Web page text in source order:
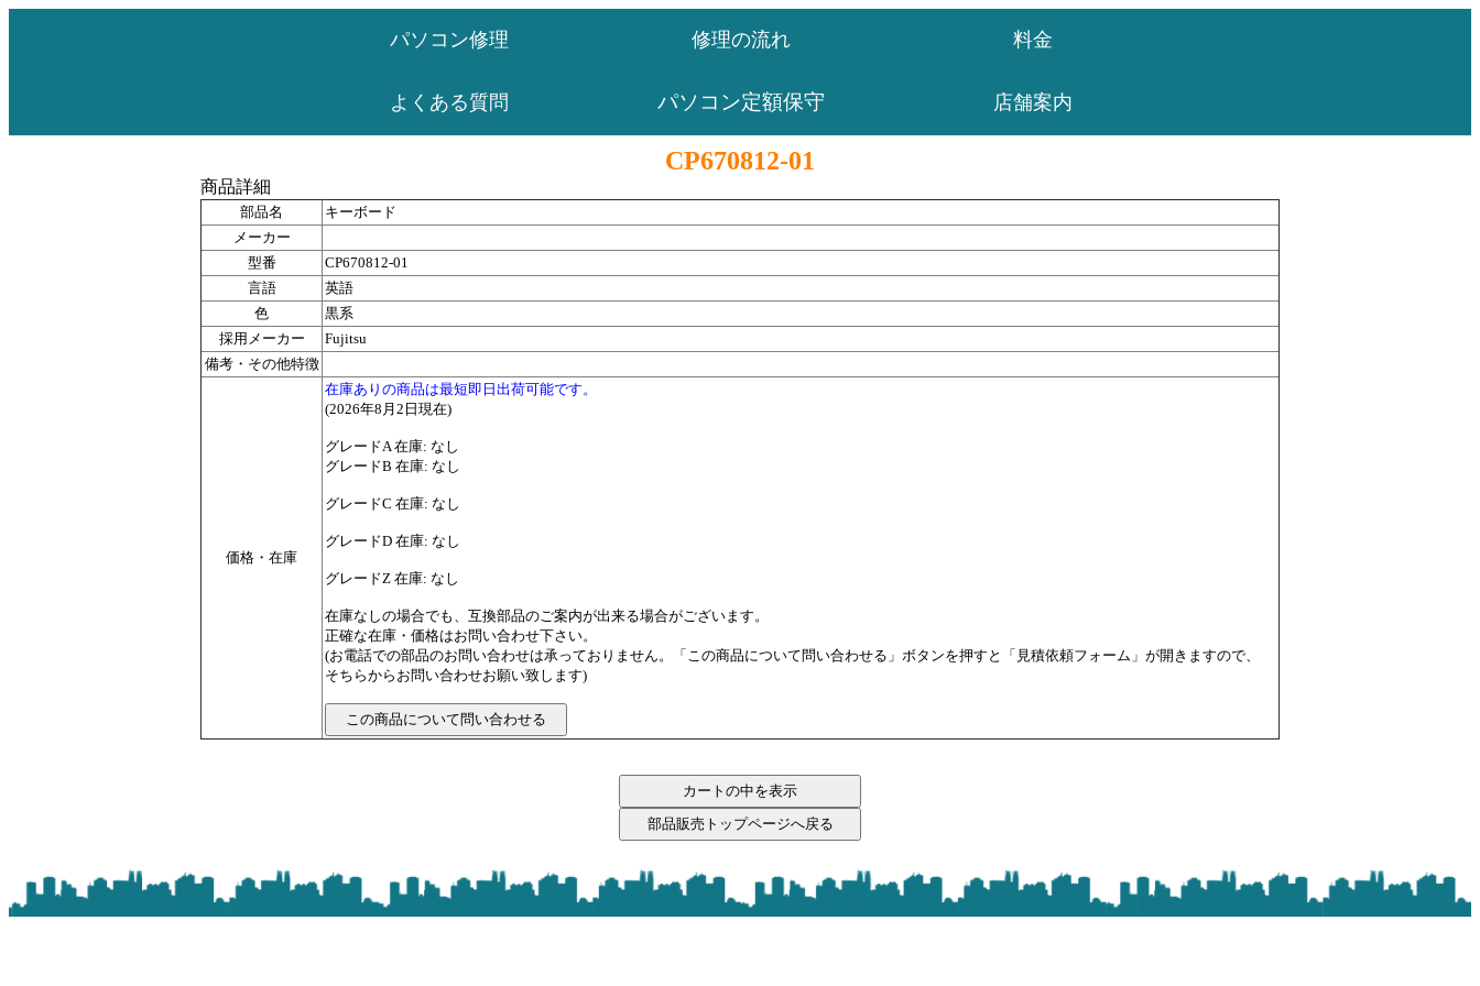
パソコン修理 修理の流れ 料金
よくある質問 パソコン定額保守 店舗案内
CP670812-01
商品詳細
部品名
キーボード
メーカー
型番
CP670812-01
言語
英語
色
黒系
採用メーカー
Fujitsu
備考・その他特徴
価格・在庫
在庫ありの商品は最短即日出荷可能です。
(2026年8月2日現在)
グレードA 在庫: なし
グレードB 在庫: なし
グレードC 在庫: なし
グレードD 在庫: なし
グレードZ 在庫: なし
在庫なしの場合でも、互換部品のご案内が出来る場合がございます。
正確な在庫・価格はお問い合わせ下さい。
(お電話での部品のお問い合わせは承っておりません。「この商品について問い合わせる」ボタンを押すと「見積依頼フォーム」が開きますので、
そちらからお問い合わせお願い致します)